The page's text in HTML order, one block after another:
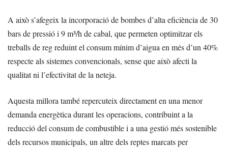
A això s’afegeix la incorporació de bombes d’alta eficiència de 30
bars de pressió i 9 m³/h de cabal, que permeten optimitzar els
treballs de reg reduint el consum mínim d’aigua en més d’un 40%
respecte als sistemes convencionals, sense que això afecti la
qualitat ni l’efectivitat de la neteja.
Aquesta millora també repercuteix directament en una menor
demanda energètica durant les operacions, contribuint a la
reducció del consum de combustible i a una gestió més sostenible
dels recursos municipals, un altre dels reptes marcats per